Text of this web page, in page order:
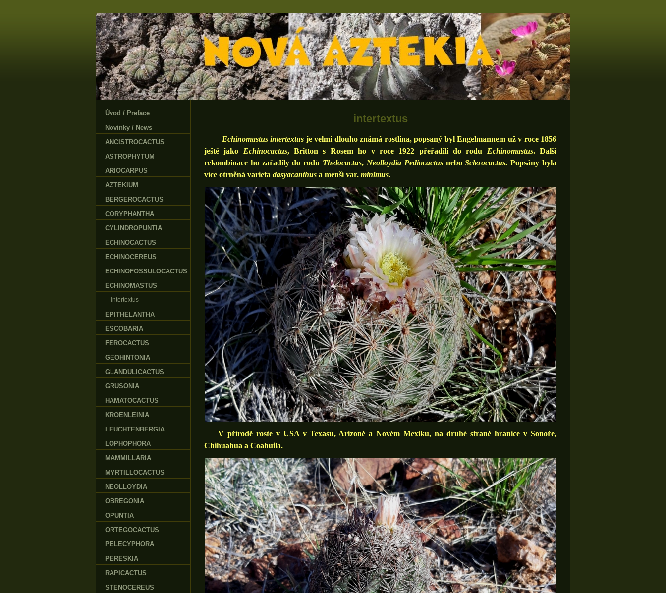
intertextus
Echinomastus intertextus je velmi dlouho známá rostlina, popsaný byl Engelmannem už v roce 1856
ještě jako Echinocactus, Britton s Rosem ho v roce 1922 přeřadili do rodu Echinomastus. Další
rekombinace ho zařadily do rodů Thelocactus, Neolloydia Pediocactus neboSclerocactus. Popsány byla
více otrněná varieta dasyacanthus a menší var. minimus.
V přírodě roste v USA v Texasu, Arizoně a Novém Mexiku, na druhé straně hranice v Sonoře,
Chihuahua a Coahuila.
Úvod / Preface
Novinky / News
ANCISTROCACTUS
ASTROPHYTUM
ARIOCARPUS
AZTEKIUM
BERGEROCACTUS
CORYPHANTHA
CYLINDROPUNTIA
ECHINOCACTUS
ECHINOCEREUS
ECHINOFOSSULOCACTUS
ECHINOMASTUS
intertextus
EPITHELANTHA
ESCOBARIA
FEROCACTUS
GEOHINTONIA
GLANDULICACTUS
GRUSONIA
HAMATOCACTUS
KROENLEINIA
LEUCHTENBERGIA
LOPHOPHORA
MAMMILLARIA
MYRTILLOCACTUS
NEOLLOYDIA
OBREGONIA
OPUNTIA
ORTEGOCACTUS
PELECYPHORA
PERESKIA
RAPICACTUS
STENOCEREUS